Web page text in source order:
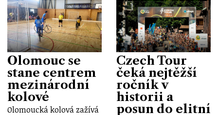
Olomouc se
stane centrem
mezinárodní
kolové
Olomoucká kolová zažívá
Czech Tour
čeká nejtěžší
ročník v
historii a
posun do elitní